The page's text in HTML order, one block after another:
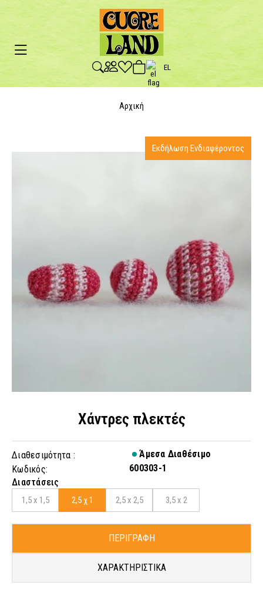
EL
Αρχική
Χάντρες πλεκτές
Διαθεσιμότητα :
Άμεσα Διαθέσιμο
Κωδικός:
600303-1
Διαστάσεις
1,5 x 1,5 2,5 χ 1 2,5 x 2,5 3,5 x 2
ΠΕΡΙΓΡΑΦΗ
ΧΑΡΑΚΤΗΡΙΣΤΙΚΑ
Εκδήλωση Ενδιαφέροντος